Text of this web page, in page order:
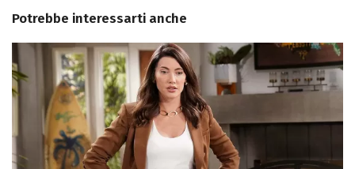
Potrebbe interessarti anche